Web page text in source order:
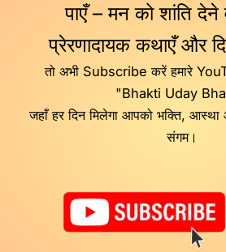
पाएँ – मन को शांति
प्रेरणादायक कथाएँ और
तो अभी Subscribe करें हमारे
"Bhakti Uday
जहाँ हर दिन मिलेगा आपको भक्ति,
संगम।